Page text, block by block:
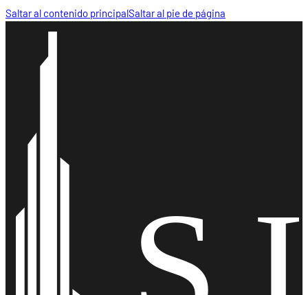
Saltar al contenido principalSaltar al pie de página